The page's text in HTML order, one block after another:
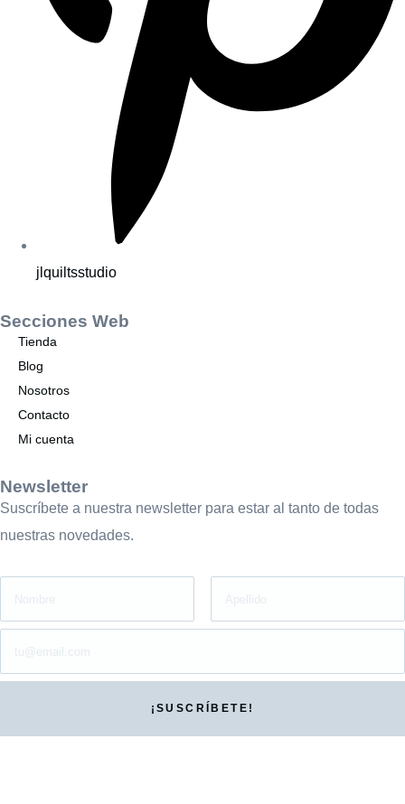
jlquiltsstudio
Secciones Web
Tienda
Blog
Nosotros
Contacto
Mi cuenta
Newsletter
Suscríbete a nuestra newsletter para estar al tanto de todas
nuestras novedades.